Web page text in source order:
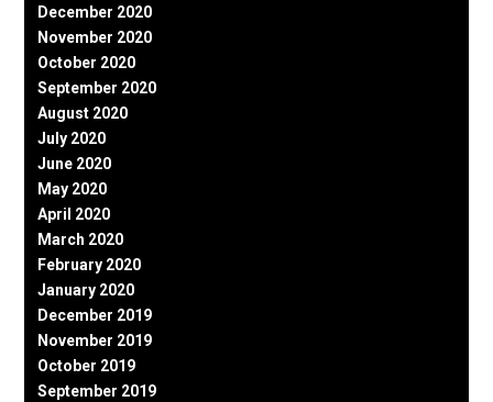
December 2020
November 2020
October 2020
September 2020
August 2020
July 2020
June 2020
May 2020
April 2020
March 2020
February 2020
January 2020
December 2019
November 2019
October 2019
September 2019